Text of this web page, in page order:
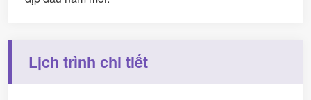
Lịch trình chi tiết